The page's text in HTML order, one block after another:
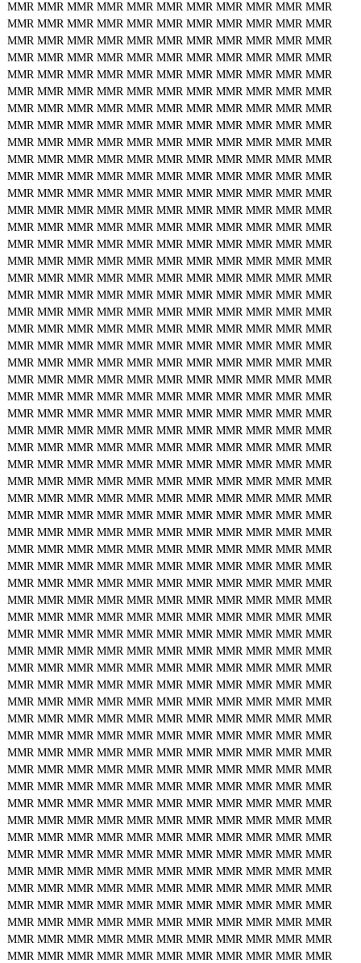
MMR MMR MMR MMR MMR MMR MMR MMR MMR MMR MMR
MMR MMR MMR MMR MMR MMR MMR MMR MMR MMR MMR
MMR MMR MMR MMR MMR MMR MMR MMR MMR MMR MMR
MMR MMR MMR MMR MMR MMR MMR MMR MMR MMR MMR
MMR MMR MMR MMR MMR MMR MMR MMR MMR MMR MMR
MMR MMR MMR MMR MMR MMR MMR MMR MMR MMR MMR
MMR MMR MMR MMR MMR MMR MMR MMR MMR MMR MMR
MMR MMR MMR MMR MMR MMR MMR MMR MMR MMR MMR
MMR MMR MMR MMR MMR MMR MMR MMR MMR MMR MMR
MMR MMR MMR MMR MMR MMR MMR MMR MMR MMR MMR
MMR MMR MMR MMR MMR MMR MMR MMR MMR MMR MMR
MMR MMR MMR MMR MMR MMR MMR MMR MMR MMR MMR
MMR MMR MMR MMR MMR MMR MMR MMR MMR MMR MMR
MMR MMR MMR MMR MMR MMR MMR MMR MMR MMR MMR
MMR MMR MMR MMR MMR MMR MMR MMR MMR MMR MMR
MMR MMR MMR MMR MMR MMR MMR MMR MMR MMR MMR
MMR MMR MMR MMR MMR MMR MMR MMR MMR MMR MMR
MMR MMR MMR MMR MMR MMR MMR MMR MMR MMR MMR
MMR MMR MMR MMR MMR MMR MMR MMR MMR MMR MMR
MMR MMR MMR MMR MMR MMR MMR MMR MMR MMR MMR
MMR MMR MMR MMR MMR MMR MMR MMR MMR MMR MMR
MMR MMR MMR MMR MMR MMR MMR MMR MMR MMR MMR
MMR MMR MMR MMR MMR MMR MMR MMR MMR MMR MMR
MMR MMR MMR MMR MMR MMR MMR MMR MMR MMR MMR
MMR MMR MMR MMR MMR MMR MMR MMR MMR MMR MMR
MMR MMR MMR MMR MMR MMR MMR MMR MMR MMR MMR
MMR MMR MMR MMR MMR MMR MMR MMR MMR MMR MMR
MMR MMR MMR MMR MMR MMR MMR MMR MMR MMR MMR
MMR MMR MMR MMR MMR MMR MMR MMR MMR MMR MMR
MMR MMR MMR MMR MMR MMR MMR MMR MMR MMR MMR
MMR MMR MMR MMR MMR MMR MMR MMR MMR MMR MMR
MMR MMR MMR MMR MMR MMR MMR MMR MMR MMR MMR
MMR MMR MMR MMR MMR MMR MMR MMR MMR MMR MMR
MMR MMR MMR MMR MMR MMR MMR MMR MMR MMR MMR
MMR MMR MMR MMR MMR MMR MMR MMR MMR MMR MMR
MMR MMR MMR MMR MMR MMR MMR MMR MMR MMR MMR
MMR MMR MMR MMR MMR MMR MMR MMR MMR MMR MMR
MMR MMR MMR MMR MMR MMR MMR MMR MMR MMR MMR
MMR MMR MMR MMR MMR MMR MMR MMR MMR MMR MMR
MMR MMR MMR MMR MMR MMR MMR MMR MMR MMR MMR
MMR MMR MMR MMR MMR MMR MMR MMR MMR MMR MMR
MMR MMR MMR MMR MMR MMR MMR MMR MMR MMR MMR
MMR MMR MMR MMR MMR MMR MMR MMR MMR MMR MMR
MMR MMR MMR MMR MMR MMR MMR MMR MMR MMR MMR
MMR MMR MMR MMR MMR MMR MMR MMR MMR MMR MMR
MMR MMR MMR MMR MMR MMR MMR MMR MMR MMR MMR
MMR MMR MMR MMR MMR MMR MMR MMR MMR MMR MMR
MMR MMR MMR MMR MMR MMR MMR MMR MMR MMR MMR
MMR MMR MMR MMR MMR MMR MMR MMR MMR MMR MMR
MMR MMR MMR MMR MMR MMR MMR MMR MMR MMR MMR
MMR MMR MMR MMR MMR MMR MMR MMR MMR MMR MMR
MMR MMR MMR MMR MMR MMR MMR MMR MMR MMR MMR
MMR MMR MMR MMR MMR MMR MMR MMR MMR MMR MMR
MMR MMR MMR MMR MMR MMR MMR MMR MMR MMR MMR
MMR MMR MMR MMR MMR MMR MMR MMR MMR MMR MMR
MMR MMR MMR MMR MMR MMR MMR MMR MMR MMR MMR
MMR MMR MMR MMR MMR MMR MMR MMR MMR MMR MMR